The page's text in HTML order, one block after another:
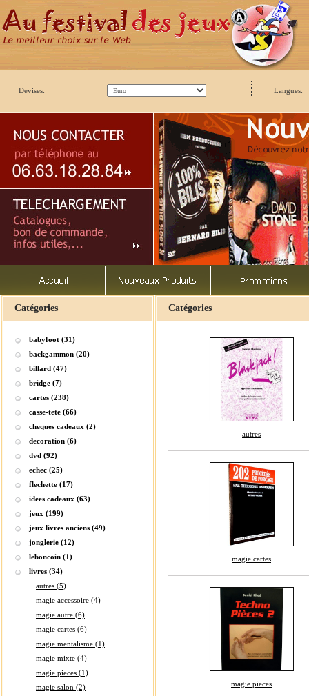
Devises: Langues:
Catégories
babyfoot (31)
backgammon (20)
billard (47)
bridge (7)
cartes (238)
casse-tete (66)
cheques cadeaux (2)
decoration (6)
dvd (92)
echec (25)
flechette (17)
idees cadeaux (63)
jeux (199)
jeux livres anciens (49)
jonglerie (12)
leboncoin (1)
livres (34)
autres (5)
magie accessoire (4)
magie autre (6)
magie cartes (6)
magie mentalisme (1)
magie mixte (4)
magie pieces (1)
magie salon (2)
Catégories
autres
magie cartes
magie pieces